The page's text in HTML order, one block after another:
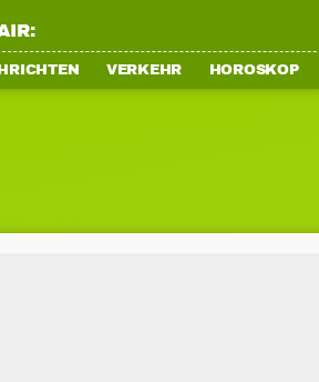
VERKEHR HOROSKOP